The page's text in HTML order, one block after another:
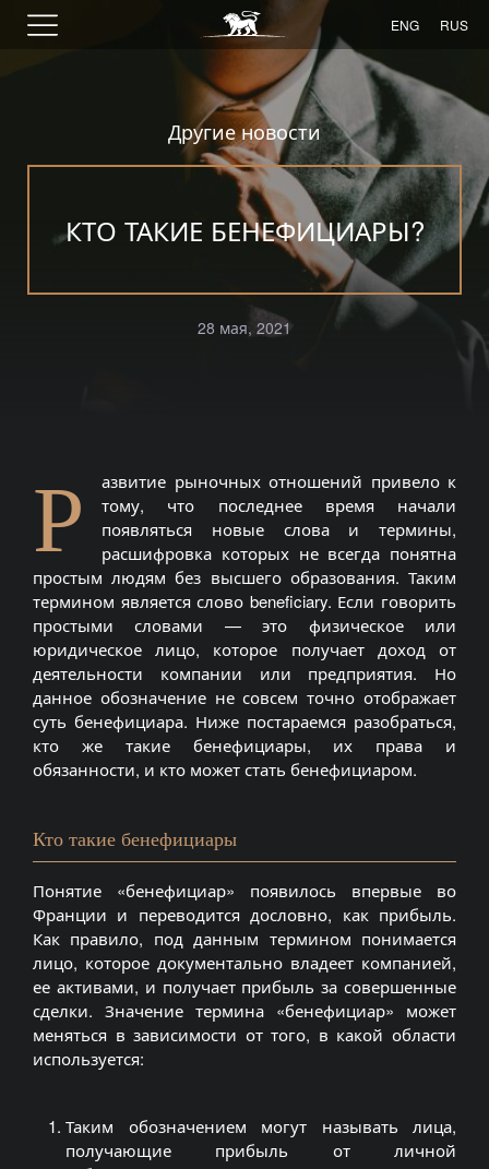
ENG RUS
Другие новости
КТО ТАКИЕ БЕНЕФИЦИАРЫ?
28 мая, 2021
Р
азвитие рыночных отношений привело к
тому, что последнее время начали
появляться новые слова и термины,
расшифровка которых не всегда понятна
простым людям без высшего образования. Таким
термином является слово beneficiary. Если говорить
простыми словами — это физическое или
юридическое лицо, которое получает доход от
деятельности компании или предприятия. Но
данное обозначение не совсем точно отображает
суть бенефициара. Ниже постараемся разобраться,
кто же такие бенефициары, их права и
обязанности, и кто может стать бенефициаром.
Кто такие бенефициары
Понятие «бенефициар» появилось впервые во
Франции и переводится дословно, как прибыль.
Как правило, под данным термином понимается
лицо, которое документально владеет компанией,
ее активами, и получает прибыль за совершенные
сделки. Значение термина «бенефициар» может
меняться в зависимости от того, в какой области
используется:
Таким обозначением могут называть лица,
получающие прибыль от личной